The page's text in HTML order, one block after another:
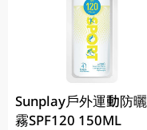
Sunplay戶外運動防
霧SPF120 150ML